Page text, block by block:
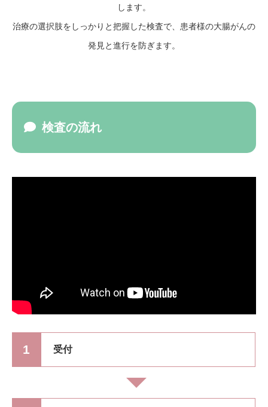
します。
治療の選択肢をしっかりと把握した検査で、患者様の大腸がんの
発見と進行を防ぎます。
検査の流れ
1 受付